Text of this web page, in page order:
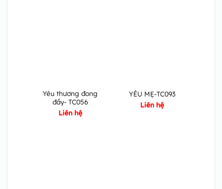
Yêu thương đong
đầy- TC056
Liên hệ
YÊU MẸ-TC093
Liên hệ